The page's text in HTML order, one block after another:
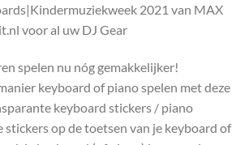
2021 van MAX
voor al uw DJ Gear
spelen nu nóg gemakkelijker!
keyboard of piano spelen met deze
keyboard stickers / piano
stickers op de toetsen van je keyboard of